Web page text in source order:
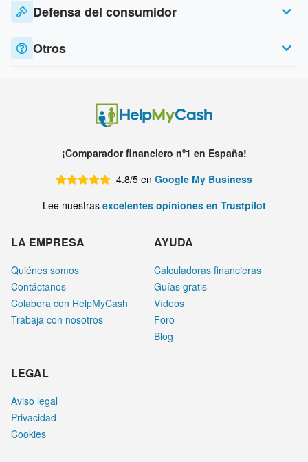
Defensa del consumidor
Otros
¡Comparador financiero nº1 en España!
4.8/5 en Google My Business
Lee nuestras excelentes opiniones en Trustpilot
LA EMPRESA
Quiénes somos
Contáctanos
Colabora con HelpMyCash
Trabaja con nosotros
AYUDA
Calculadoras financieras
Guías gratis
Vídeos
Foro
Blog
LEGAL
Aviso legal
Privacidad
Cookies